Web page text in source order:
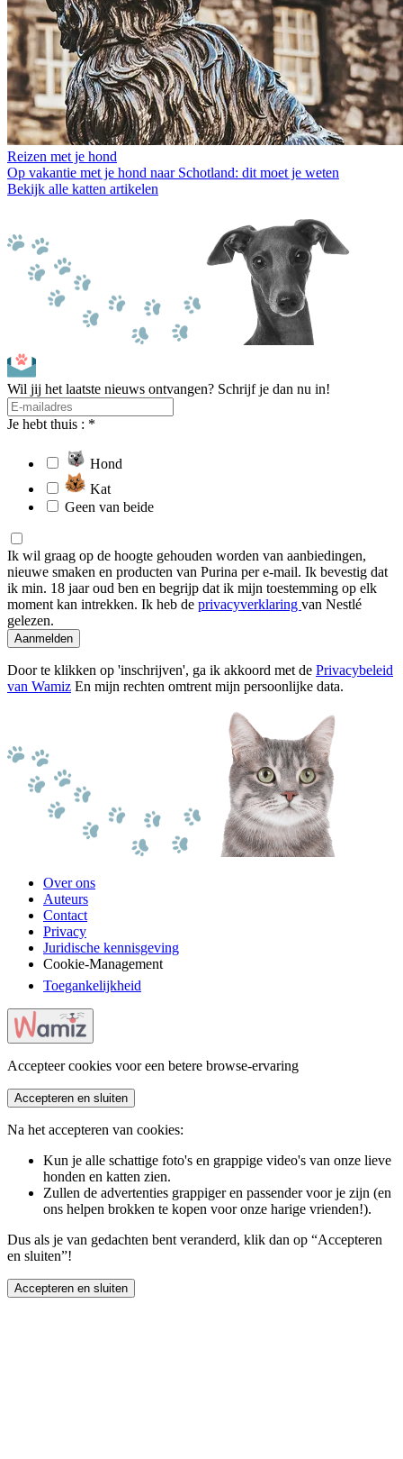
Reizen met je hond
Op vakantie met je hond naar Schotland: dit moet je weten
Bekijk alle katten artikelen
Wil jij het laatste nieuws ontvangen? Schrijf je dan nu in!
Je hebt thuis : *
Hond
Kat
Geen van beide
Ik wil graag op de hoogte gehouden worden van aanbiedingen,
nieuwe smaken en producten van Purina per e-mail. Ik bevestig dat
ik min. 18 jaar oud ben en begrijp dat ik mijn toestemming op elk
moment kan intrekken. Ik heb de privacyverklaring van Nestlé
gelezen.
Aanmelden
Door te klikken op 'inschrijven', ga ik akkoord met de Privacybeleid
van Wamiz En mijn rechten omtrent mijn persoonlijke data.
Over ons
Auteurs
Contact
Privacy
Juridische kennisgeving
Cookie-Management
Toegankelijkheid
Accepteer cookies voor een betere browse-ervaring
Accepteren en sluiten
Na het accepteren van cookies:
Kun je alle schattige foto's en grappige video's van onze lieve
honden en katten zien.
Zullen de advertenties grappiger en passender voor je zijn (en
ons helpen brokken te kopen voor onze harige vrienden!).
Dus als je van gedachten bent veranderd, klik dan op “Accepteren
en sluiten”!
Accepteren en sluiten